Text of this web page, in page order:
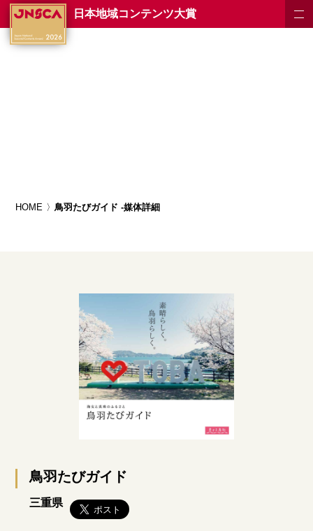
日本地域コンテンツ大賞
HOME 鳥羽たびガイド -媒体詳細
鳥羽たびガイド
三重県